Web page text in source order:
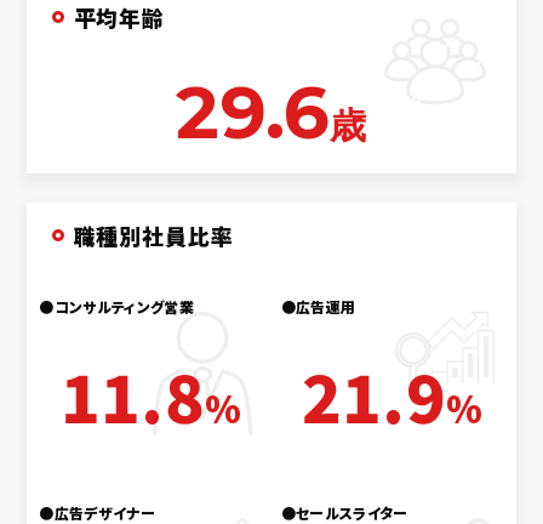
平均年齢
29.6歳
職種別社員比率
●コンサルティング営業
11.8%
●広告運用
21.9%
●広告デザイナー ●セールスライター